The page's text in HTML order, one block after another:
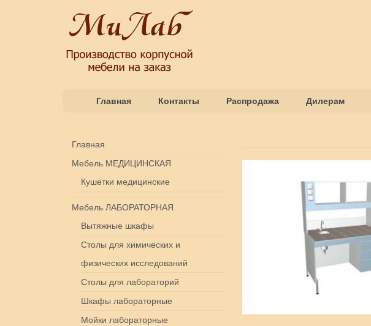
Главная Контакты Распродажа Дилерам
Главная
Мебель МЕДИЦИНСКАЯ
Кушетки медицинские
Мебель ЛАБОРАТОРНАЯ
Вытяжные шкафы
Столы для химических и
физических исследований
Столы для лабораторий
Шкафы лабораторные
Мойки лабораторные